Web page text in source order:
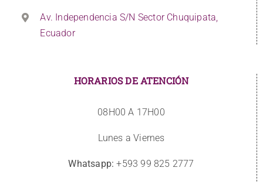
Av. Independencia S/N Sector Chuquipata,
Ecuador
HORARIOS DE ATENCIÓN
08H00 A 17H00
Lunes a Viernes
Whatsapp: +593 99 825 2777